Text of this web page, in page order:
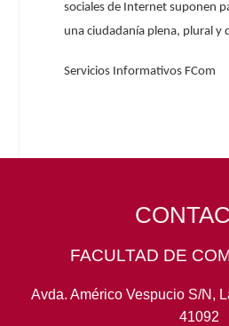
sociales de Internet suponen
una ciudadanía plena, plural y
Servicios Informativos FCom
FACULTAD DE
Avda. Américo Vespucio S/N,
41092